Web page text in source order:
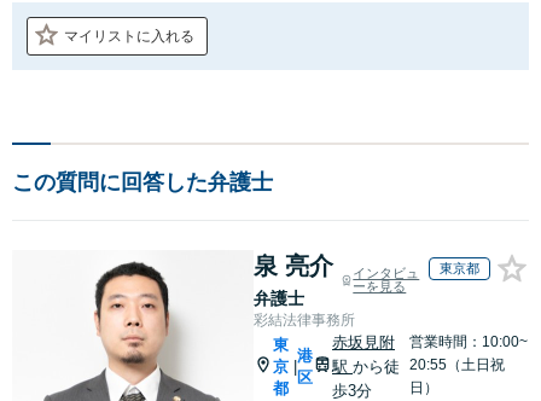
マイリストに入れる
この質問に回答した弁護士
泉 亮介
弁護士
インタビュ
ーを見る
東京都
彩結法律事務所
東
京
都
港
区
赤坂見附
駅 から徒
歩3分
営業時間：10:00~
20:55（土日祝
日）